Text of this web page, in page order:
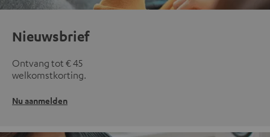
Nieuwsbrief
Ontvang tot € 45
welkomstkorting.
Nu aanmelden